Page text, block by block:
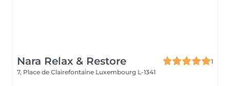
Nara Relax & Restore
1
7, Place de Clairefontaine Luxembourg L-1341